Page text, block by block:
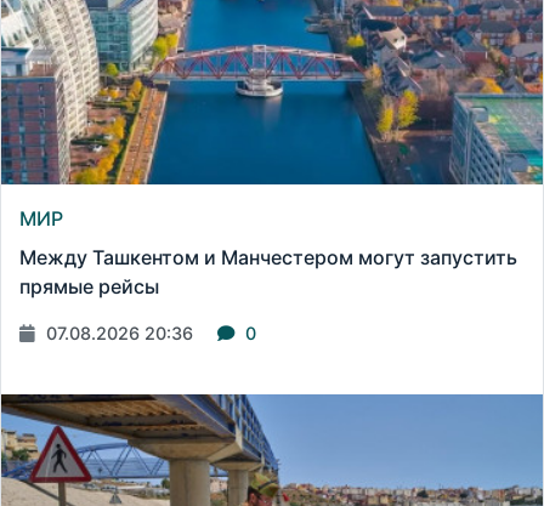
МИР
Между Ташкентом и Манчестером могут запустить
прямые рейсы
07.08.2026 20:36 0